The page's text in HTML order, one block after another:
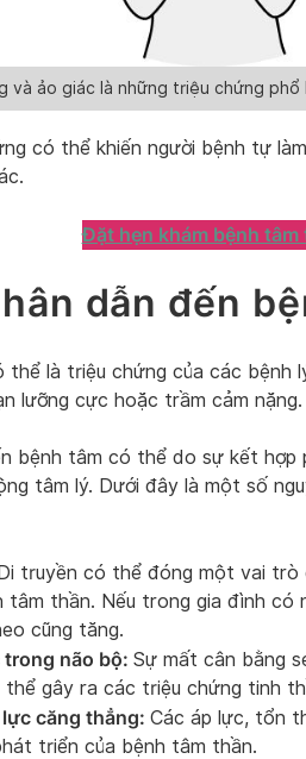
và ảo giác là những triệu chứng phổ
có thể khiến người bệnh tự
Đặt hẹn khám bệnh tâm
dẫn đến
thể là triệu chứng của các bệnh
lưỡng cực hoặc trầm cảm nặng.
bệnh tâm có thể do sự kết
tâm lý. Dưới đây là một số
truyền có thể đóng một vai
tâm thần. Nếu trong gia đình có
cũng tăng.
não bộ: Sự mất cân bằng
thể gây ra các triệu chứng tinh
căng thẳng: Các áp lực, tổn
triển của bệnh tâm thần.